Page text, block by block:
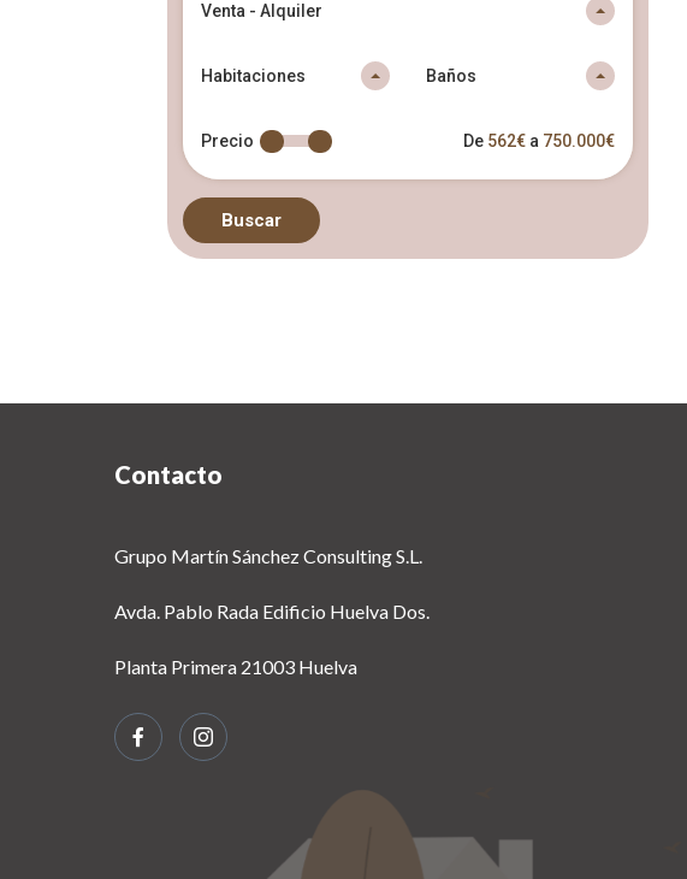
Venta - Alquiler
Habitaciones Baños
Precio De 562€ a 750.000€
Buscar
Contacto
Grupo Martín Sánchez Consulting S.L.
Avda. Pablo Rada Edificio Huelva Dos.
Planta Primera 21003 Huelva